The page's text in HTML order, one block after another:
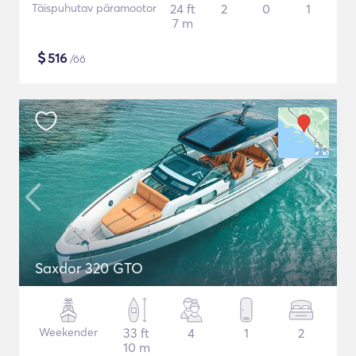
Täispuhutav päramootor
24 ft
7 m
2 0 1
$516 /öö
Saxdor 320 GTO
Weekender
33 ft
10 m
4 1 2